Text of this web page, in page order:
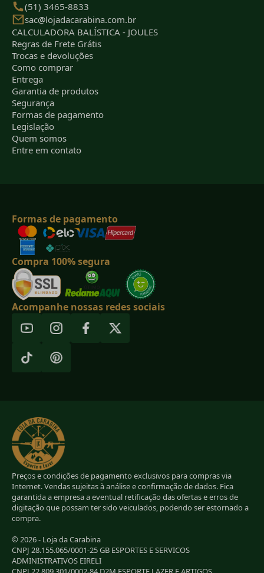
(51) 3465-8833
sac@lojadacarabina.com.br
CALCULADORA BALÍSTICA - JOULES
Regras de Frete Grátis
Trocas e devoluções
Como comprar
Entrega
Garantia de produtos
Segurança
Formas de pagamento
Legislação
Quem somos
Entre em contato
Formas de pagamento
Compra 100% segura
Acompanhe nossas redes sociais
Preços e condições de pagamento exclusivos para compras via
Internet. Vendas sujeitas à análise e confirmação de dados. Fica
garantida a empresa a eventual retificação das ofertas e erros de
digitação que possam ter sido veiculados, podendo ser estornado a
compra.
© 2026 - Loja da Carabina
CNPJ 28.155.065/0001-25 GB ESPORTES E SERVICOS
ADMINISTRATIVOS EIRELI